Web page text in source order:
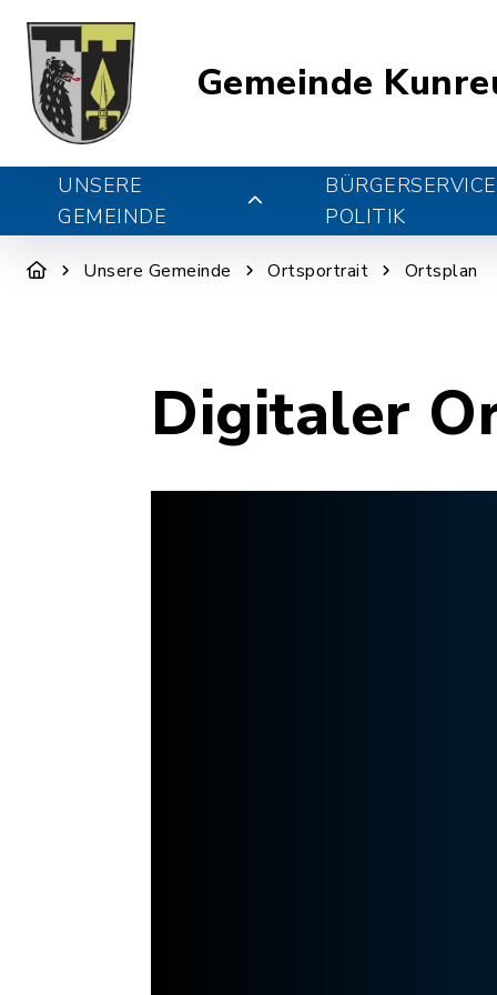
Gemeinde
UNSERE
GEMEINDE
POLITIK
Unsere Gemeinde Ortsportrait Ortsplan
Digitaler